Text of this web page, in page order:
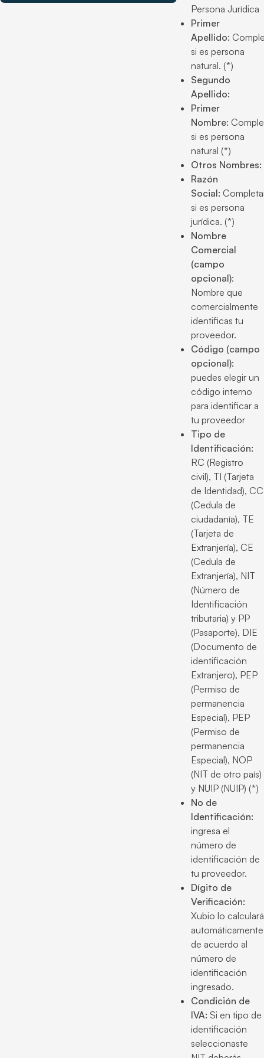
Persona Jurídica
Primer
Apellido:
si es persona
natural. (*)
Segundo
Apellido:
Primer
Nombre:
si es persona
natural (*)
Otros Nombres:
Razón
Social:
si es persona
jurídica. (*)
Nombre
Comercial
(campo
opcional):
Nombre que
comercialmente
identificas tu
proveedor.
Código (campo
opcional):
puedes elegir un
código interno
para identificar a
tu proveedor
Tipo de
Identificación:
RC (Registro
civil), TI (Tarjeta
de Identidad), CC
(Cedula de
ciudadanía), TE
(Tarjeta de
Extranjería), CE
(Cedula de
Extranjería), NIT
(Número de
Identificación
tributaria) y PP
(Pasaporte), DIE
(Documento de
identificación
Extranjero), PEP
(Permiso de
permanencia
Especial), PEP
(Permiso de
permanencia
Especial), NOP
(NIT de otro país)
y NUIP (NUIP) (*)
No de
Identificación:
ingresa el
número de
identificación de
tu proveedor.
Dígito de
Verificación:
Xubio lo calculará
automáticamente
de acuerdo al
número de
identificación
ingresado.
Condición de
IVA: Si en tipo de
identificación
seleccionaste